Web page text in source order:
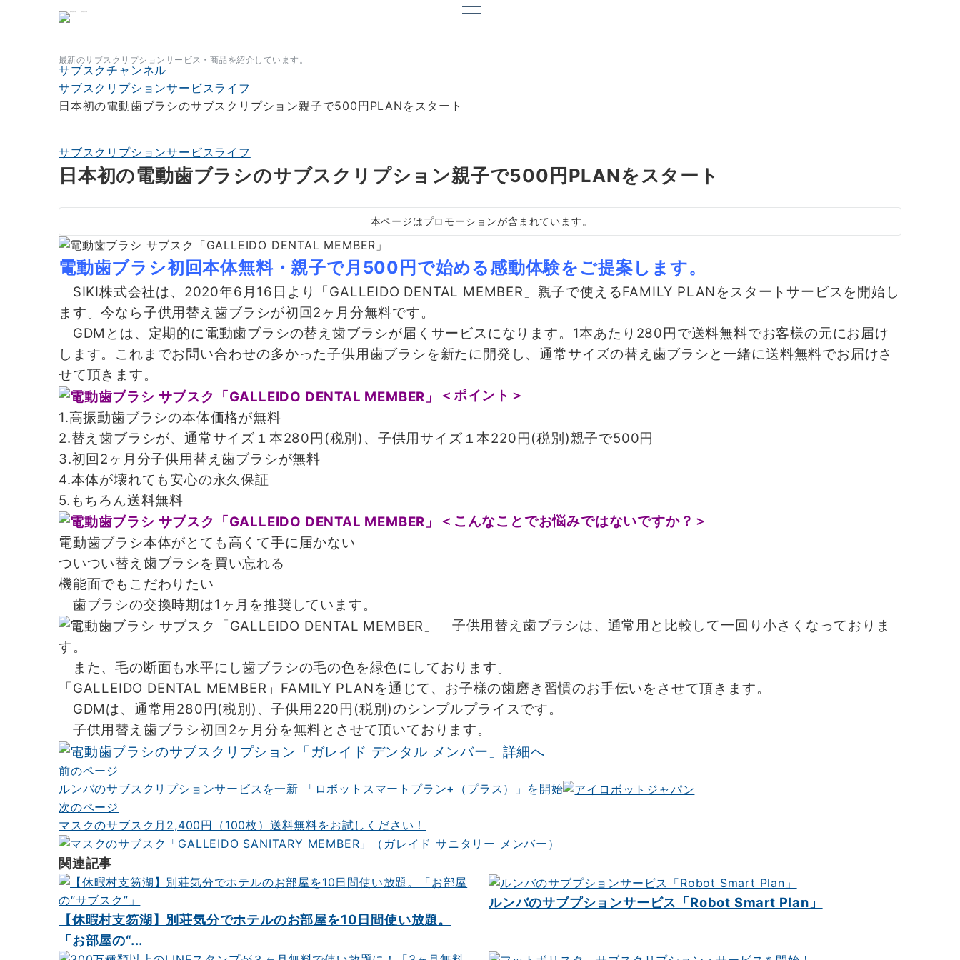
最新のサブスクリプションサービス・商品を紹介しています。
サブスクチャンネル
サブスクリプションサービスライフ
日本初の電動歯ブラシのサブスクリプション親子で500円PLANをスタート
サブスクリプションサービスライフ
日本初の電動歯ブラシのサブスクリプション親子で500円PLANをスタート
本ページはプロモーションが含まれています。
電動歯ブラシ初回本体無料・親子で月500円で始める感動体験をご提案します。
SIKI株式会社は、2020年6月16日より「GALLEIDO DENTAL MEMBER」親子で使えるFAMILY PLANをスタートサービスを開始し
ます。今なら子供用替え歯ブラシが初回2ヶ月分無料です。
GDMとは、定期的に電動歯ブラシの替え歯ブラシが届くサービスになります。1本あたり280円で送料無料でお客様の元にお届け
します。これまでお問い合わせの多かった子供用歯ブラシを新たに開発し、通常サイズの替え歯ブラシと一緒に送料無料でお届けさ
せて頂きます。
＜ポイント＞
1.高振動歯ブラシの本体価格が無料
2.替え歯ブラシが、通常サイズ１本280円(税別)、子供用サイズ１本220円(税別)親子で500円
3.初回2ヶ月分子供用替え歯ブラシが無料
4.本体が壊れても安心の永久保証
5.もちろん送料無料
＜こんなことでお悩みではないですか？＞
電動歯ブラシ本体がとても高くて手に届かない
ついつい替え歯ブラシを買い忘れる
機能面でもこだわりたい
歯ブラシの交換時期は1ヶ月を推奨しています。
子供用替え歯ブラシは、通常用と比較して一回り小さくなっておりま
す。
また、毛の断面も水平にし歯ブラシの毛の色を緑色にしております。
「GALLEIDO DENTAL MEMBER」FAMILY PLANを通じて、お子様の歯磨き習慣のお手伝いをさせて頂きます。
GDMは、通常用280円(税別)、子供用220円(税別)のシンプルプライスです。
子供用替え歯ブラシ初回2ヶ月分を無料とさせて頂いております。
投
稿
ナ
ビ
ゲ
ー
シ
ョ
前のページ
ルンバのサブスクリプションサービスを一新 「ロボットスマートプラン+（プラス）」を開始
次のページ
マスクのサブスク月2,400円（100枚）送料無料をお試しください！
関連記事
【休暇村支笏湖】別荘気分でホテルのお部屋を10日間使い放題。
「お部屋の“...
ルンバのサブプションサービス「Robot Smart Plan」